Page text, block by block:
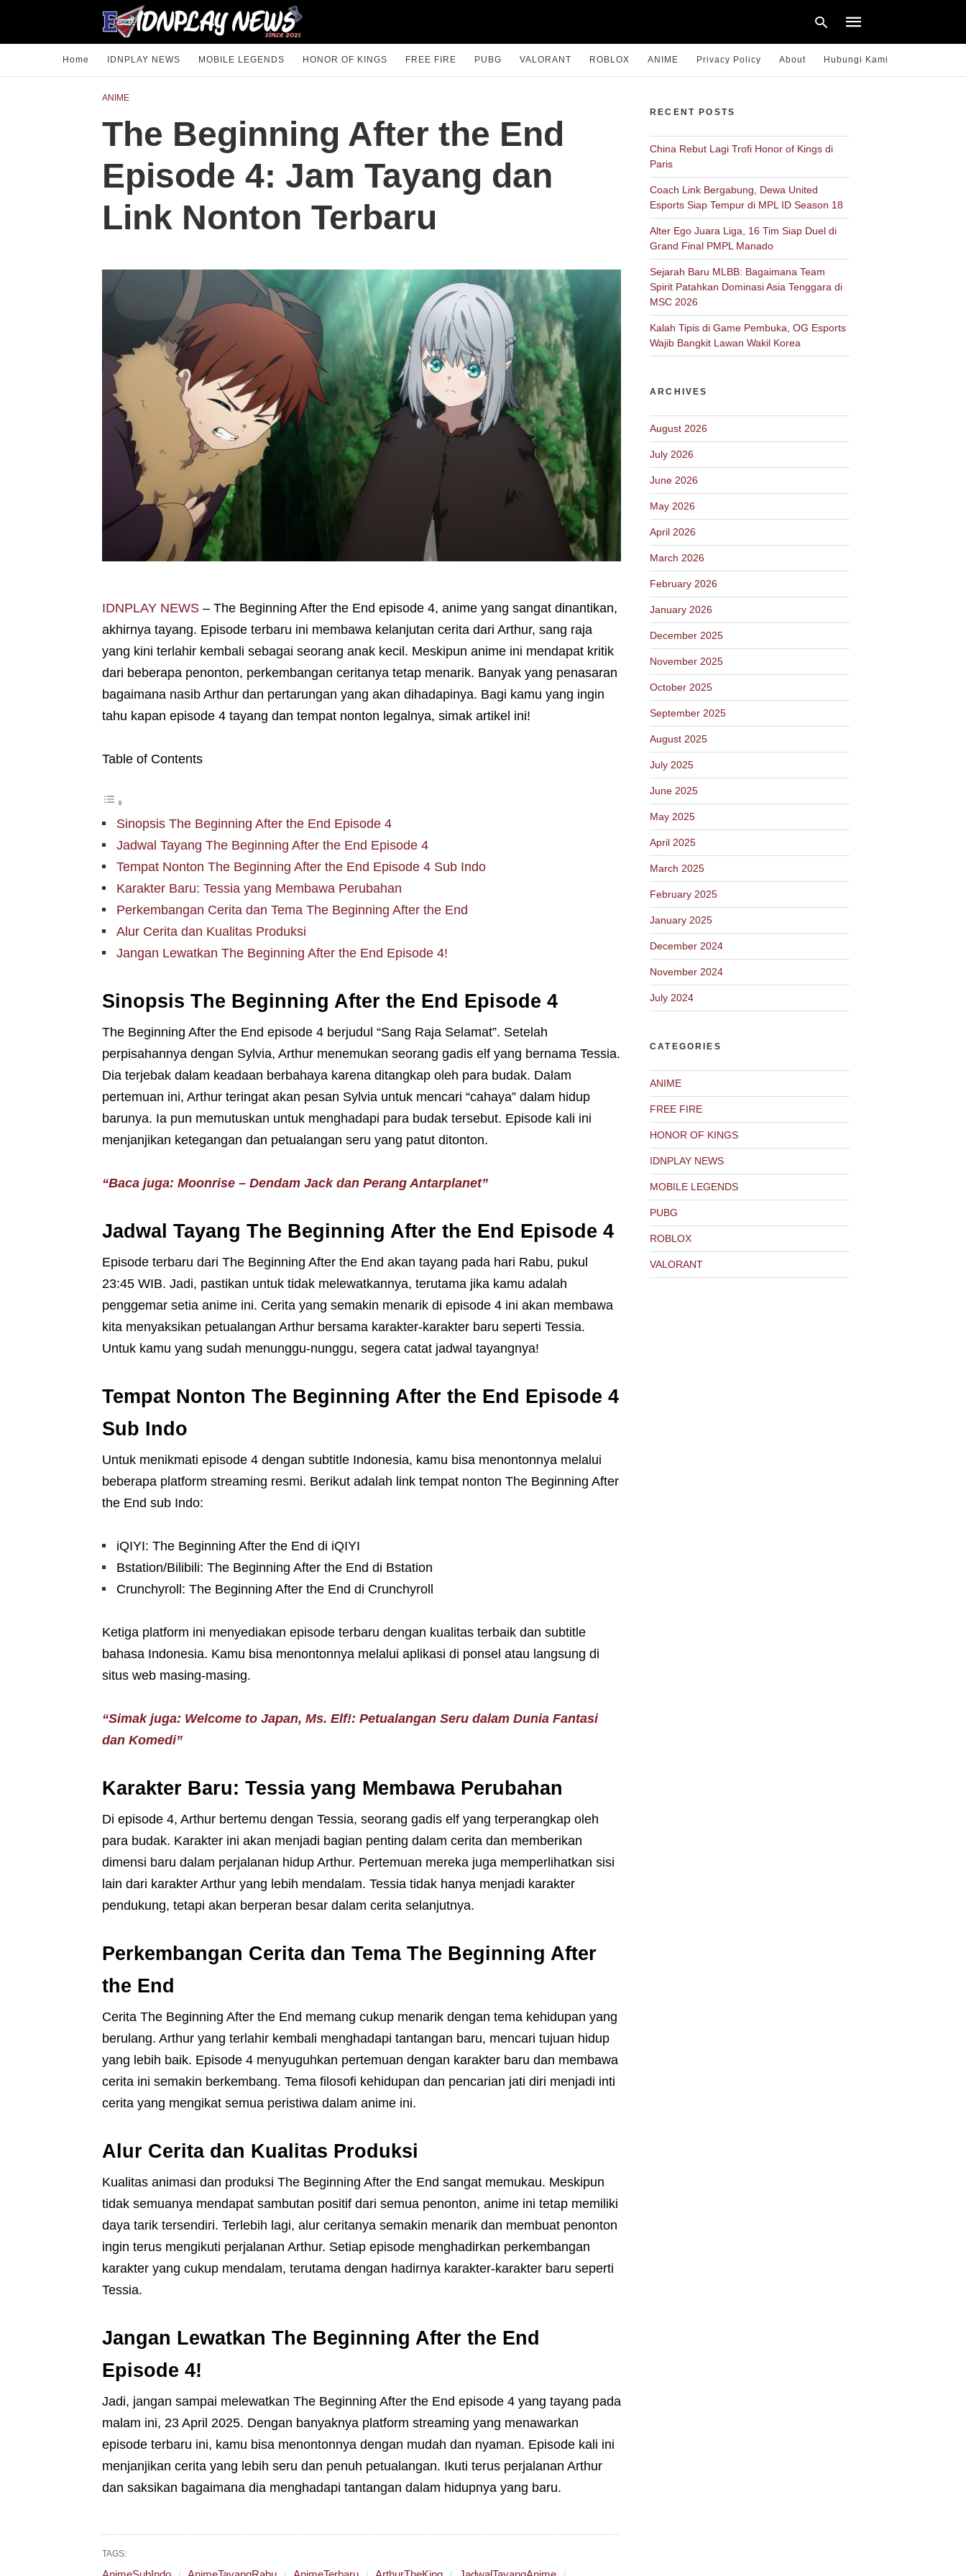
Home IDNPLAY NEWS MOBILE LEGENDS HONOR OF KINGS FREE FIRE PUBG VALORANT ROBLOX ANIME Privacy Policy About Hubungi Kami
ANIME
The Beginning After the End
Episode 4: Jam Tayang dan
Link Nonton Terbaru
IDNPLAY NEWS – The Beginning After the End episode 4, anime yang sangat dinantikan,
akhirnya tayang. Episode terbaru ini membawa kelanjutan cerita dari Arthur, sang raja
yang kini terlahir kembali sebagai seorang anak kecil. Meskipun anime ini mendapat kritik
dari beberapa penonton, perkembangan ceritanya tetap menarik. Banyak yang penasaran
bagaimana nasib Arthur dan pertarungan yang akan dihadapinya. Bagi kamu yang ingin
tahu kapan episode 4 tayang dan tempat nonton legalnya, simak artikel ini!
Table of Contents
Sinopsis The Beginning After the End Episode 4
Jadwal Tayang The Beginning After the End Episode 4
Tempat Nonton The Beginning After the End Episode 4 Sub Indo
Karakter Baru: Tessia yang Membawa Perubahan
Perkembangan Cerita dan Tema The Beginning After the End
Alur Cerita dan Kualitas Produksi
Jangan Lewatkan The Beginning After the End Episode 4!
Sinopsis The Beginning After the End Episode 4
The Beginning After the End episode 4 berjudul “Sang Raja Selamat”. Setelah
perpisahannya dengan Sylvia, Arthur menemukan seorang gadis elf yang bernama Tessia.
Dia terjebak dalam keadaan berbahaya karena ditangkap oleh para budak. Dalam
pertemuan ini, Arthur teringat akan pesan Sylvia untuk mencari “cahaya” dalam hidup
barunya. Ia pun memutuskan untuk menghadapi para budak tersebut. Episode kali ini
menjanjikan ketegangan dan petualangan seru yang patut ditonton.
“Baca juga: Moonrise – Dendam Jack dan Perang Antarplanet”
Jadwal Tayang The Beginning After the End Episode 4
Episode terbaru dari The Beginning After the End akan tayang pada hari Rabu, pukul
23:45 WIB. Jadi, pastikan untuk tidak melewatkannya, terutama jika kamu adalah
penggemar setia anime ini. Cerita yang semakin menarik di episode 4 ini akan membawa
kita menyaksikan petualangan Arthur bersama karakter-karakter baru seperti Tessia.
Untuk kamu yang sudah menunggu-nunggu, segera catat jadwal tayangnya!
Tempat Nonton The Beginning After the End Episode 4
Sub Indo
Untuk menikmati episode 4 dengan subtitle Indonesia, kamu bisa menontonnya melalui
beberapa platform streaming resmi. Berikut adalah link tempat nonton The Beginning After
the End sub Indo:
iQIYI: The Beginning After the End di iQIYI
Bstation/Bilibili: The Beginning After the End di Bstation
Crunchyroll: The Beginning After the End di Crunchyroll
Ketiga platform ini menyediakan episode terbaru dengan kualitas terbaik dan subtitle
bahasa Indonesia. Kamu bisa menontonnya melalui aplikasi di ponsel atau langsung di
situs web masing-masing.
“Simak juga: Welcome to Japan, Ms. Elf!: Petualangan Seru dalam Dunia Fantasi
dan Komedi”
Karakter Baru: Tessia yang Membawa Perubahan
Di episode 4, Arthur bertemu dengan Tessia, seorang gadis elf yang terperangkap oleh
para budak. Karakter ini akan menjadi bagian penting dalam cerita dan memberikan
dimensi baru dalam perjalanan hidup Arthur. Pertemuan mereka juga memperlihatkan sisi
lain dari karakter Arthur yang lebih mendalam. Tessia tidak hanya menjadi karakter
pendukung, tetapi akan berperan besar dalam cerita selanjutnya.
Perkembangan Cerita dan Tema The Beginning After
the End
Cerita The Beginning After the End memang cukup menarik dengan tema kehidupan yang
berulang. Arthur yang terlahir kembali menghadapi tantangan baru, mencari tujuan hidup
yang lebih baik. Episode 4 menyuguhkan pertemuan dengan karakter baru dan membawa
cerita ini semakin berkembang. Tema filosofi kehidupan dan pencarian jati diri menjadi inti
cerita yang mengikat semua peristiwa dalam anime ini.
Alur Cerita dan Kualitas Produksi
Kualitas animasi dan produksi The Beginning After the End sangat memukau. Meskipun
tidak semuanya mendapat sambutan positif dari semua penonton, anime ini tetap memiliki
daya tarik tersendiri. Terlebih lagi, alur ceritanya semakin menarik dan membuat penonton
ingin terus mengikuti perjalanan Arthur. Setiap episode menghadirkan perkembangan
karakter yang cukup mendalam, terutama dengan hadirnya karakter-karakter baru seperti
Tessia.
Jangan Lewatkan The Beginning After the End
Episode 4!
Jadi, jangan sampai melewatkan The Beginning After the End episode 4 yang tayang pada
malam ini, 23 April 2025. Dengan banyaknya platform streaming yang menawarkan
episode terbaru ini, kamu bisa menontonnya dengan mudah dan nyaman. Episode kali ini
menjanjikan cerita yang lebih seru dan penuh petualangan. Ikuti terus perjalanan Arthur
dan saksikan bagaimana dia menghadapi tantangan dalam hidupnya yang baru.
TAGS:
RECENT POSTS
China Rebut Lagi Trofi Honor of Kings di
Paris
Coach Link Bergabung, Dewa United
Esports Siap Tempur di MPL ID Season 18
Alter Ego Juara Liga, 16 Tim Siap Duel di
Grand Final PMPL Manado
Sejarah Baru MLBB: Bagaimana Team
Spirit Patahkan Dominasi Asia Tenggara di
MSC 2026
Kalah Tipis di Game Pembuka, OG Esports
Wajib Bangkit Lawan Wakil Korea
ARCHIVES
August 2026
July 2026
June 2026
May 2026
April 2026
March 2026
February 2026
January 2026
December 2025
November 2025
October 2025
September 2025
August 2025
July 2025
June 2025
May 2025
April 2025
March 2025
February 2025
January 2025
December 2024
November 2024
July 2024
CATEGORIES
ANIME
FREE FIRE
HONOR OF KINGS
IDNPLAY NEWS
MOBILE LEGENDS
PUBG
ROBLOX
VALORANT